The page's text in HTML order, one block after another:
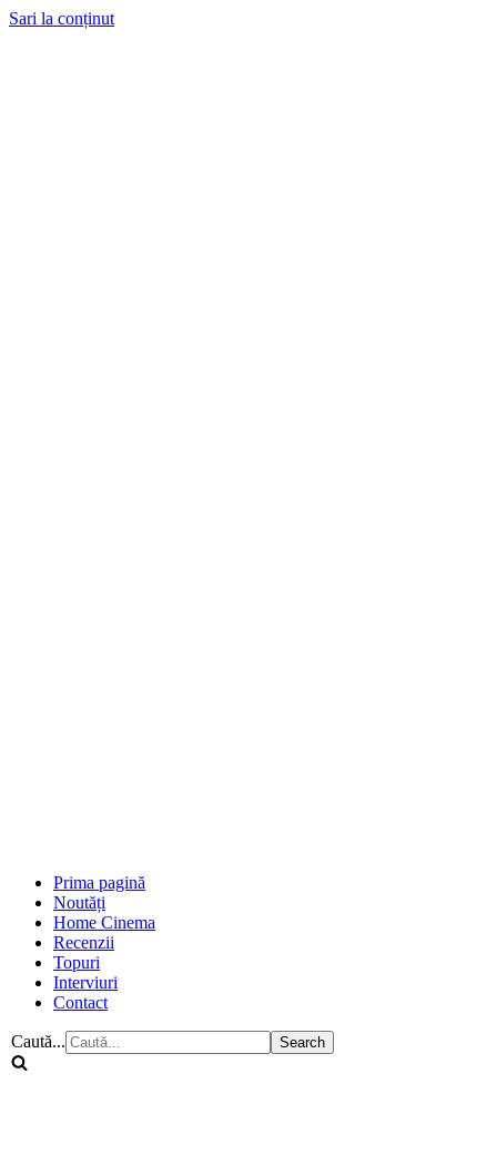
Sari la conținut
Prima pagină
Noutăți
Home Cinema
Recenzii
Topuri
Interviuri
Contact
Caută...